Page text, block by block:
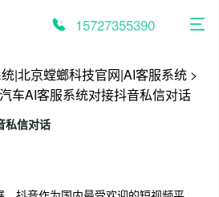
15727355390
|北京螳螂科技官网|AI客服系统 >
汽车AI客服系统对接抖音私信对话
私信对话